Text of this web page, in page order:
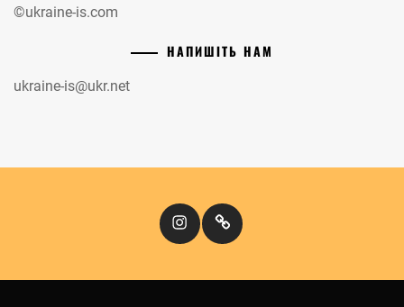
©ukraine-is.com
НАПИШІТЬ НАМ
ukraine-is@ukr.net
InstagramКіномандри